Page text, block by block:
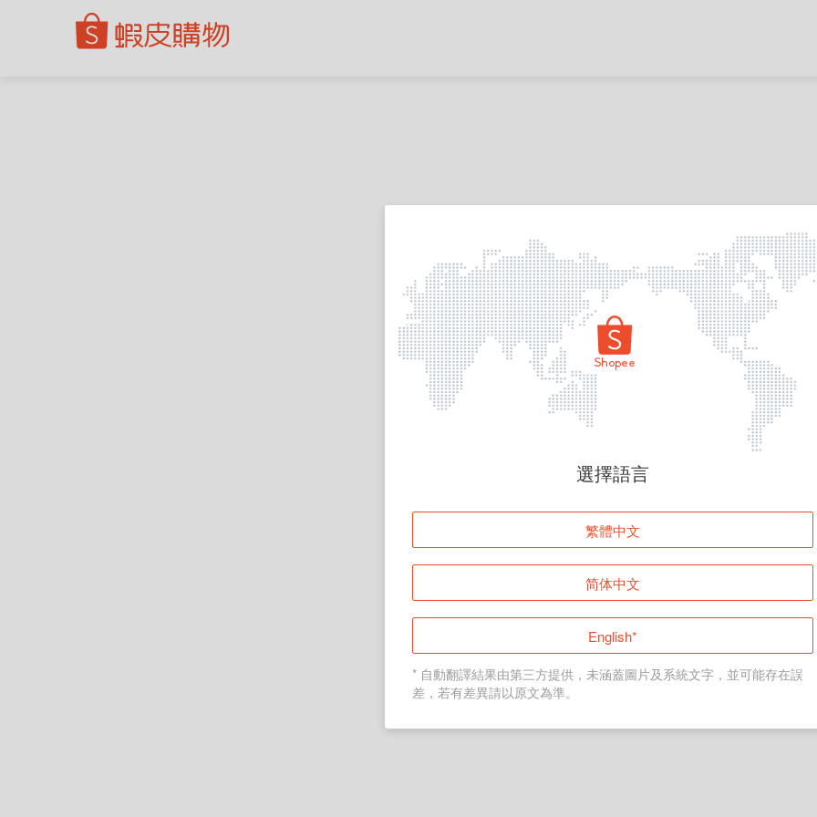
頁面無法顯示
登入
返回首頁
選擇語言
繁體中文
简体中文
English*
* 自動翻譯結果由第三方提供，未涵蓋圖片及系統文字，並可能存在誤
差，若有差異請以原文為準。